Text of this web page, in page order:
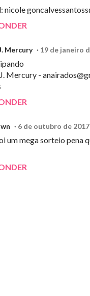
nicole
Mercury 19 de janeiro
Mercury -
6 de outubro de
um mega sorteio pena